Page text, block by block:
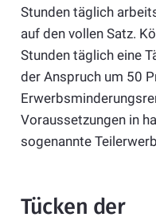
Stunden täglich
auf den vollen Satz.
Stunden täglich eine
der Anspruch um 50
Voraussetzungen in
sogenannte
Tücken der